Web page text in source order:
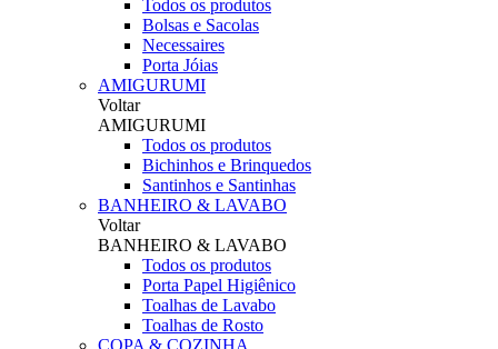
Todos os produtos
Bolsas e Sacolas
Necessaires
Porta Jóias
AMIGURUMI
Voltar
AMIGURUMI
Todos os produtos
Bichinhos e Brinquedos
Santinhos e Santinhas
BANHEIRO & LAVABO
Voltar
BANHEIRO & LAVABO
Todos os produtos
Porta Papel Higiênico
Toalhas de Lavabo
Toalhas de Rosto
COPA & COZINHA